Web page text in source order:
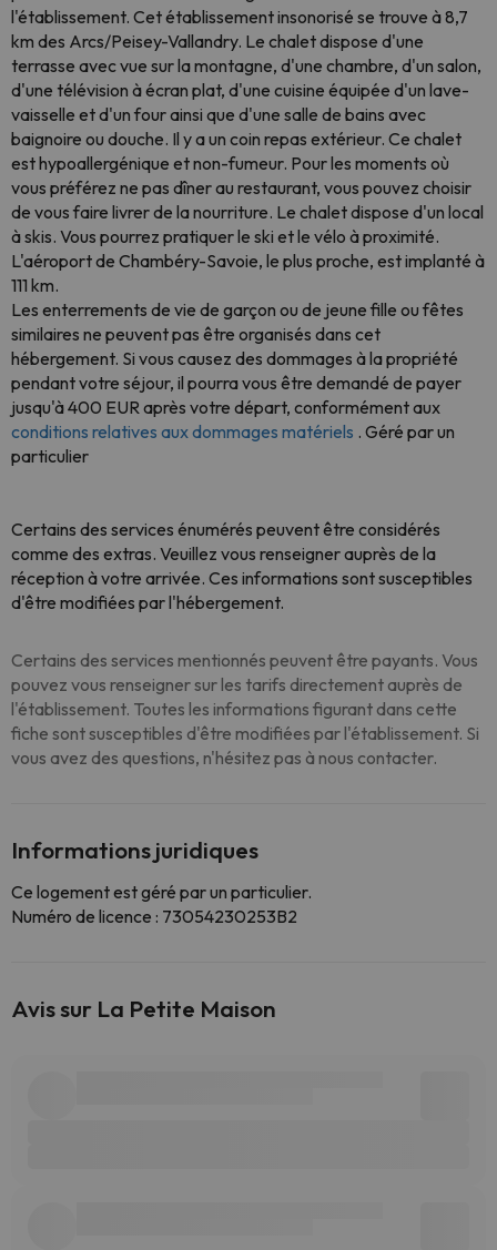
l'établissement. Cet établissement insonorisé se trouve à 8,7
km des Arcs/Peisey-Vallandry. Le chalet dispose d'une
terrasse avec vue sur la montagne, d'une chambre, d'un salon,
d'une télévision à écran plat, d'une cuisine équipée d'un lave-
vaisselle et d'un four ainsi que d'une salle de bains avec
baignoire ou douche. Il y a un coin repas extérieur. Ce chalet
est hypoallergénique et non-fumeur. Pour les moments où
vous préférez ne pas dîner au restaurant, vous pouvez choisir
de vous faire livrer de la nourriture. Le chalet dispose d'un local
à skis. Vous pourrez pratiquer le ski et le vélo à proximité.
L'aéroport de Chambéry-Savoie, le plus proche, est implanté à
111 km.
Les enterrements de vie de garçon ou de jeune fille ou fêtes
similaires ne peuvent pas être organisés dans cet
hébergement. Si vous causez des dommages à la propriété
pendant votre séjour, il pourra vous être demandé de payer
jusqu'à 400 EUR après votre départ, conformément aux
conditions relatives aux dommages matériels . Géré par un
particulier
Certains des services énumérés peuvent être considérés
comme des extras. Veuillez vous renseigner auprès de la
réception à votre arrivée. Ces informations sont susceptibles
d'être modifiées par l'hébergement.
Certains des services mentionnés peuvent être payants. Vous
pouvez vous renseigner sur les tarifs directement auprès de
l'établissement. Toutes les informations figurant dans cette
fiche sont susceptibles d'être modifiées par l'établissement. Si
vous avez des questions, n'hésitez pas à nous contacter.
Informations juridiques
Ce logement est géré par un particulier.
Numéro de licence : 73054230253B2
Avis sur La Petite Maison